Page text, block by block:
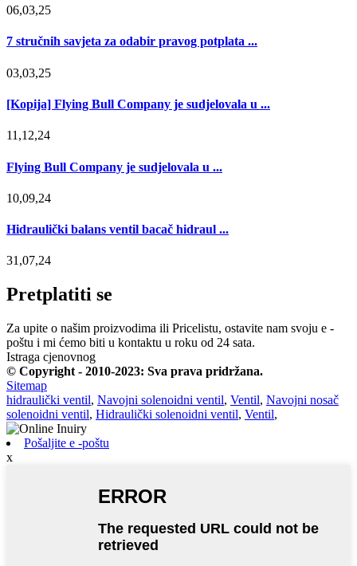
06,03,25
7 stručnih savjeta za odabir pravog potplata ...
03,03,25
[Kopija] Flying Bull Company je sudjelovala u ...
11,12,24
Flying Bull Company je sudjelovala u ...
10,09,24
Hidraulički balans ventil bacač hidraul ...
31,07,24
Pretplatiti se
Za upite o našim proizvodima ili Pricelistu, ostavite nam svoju e -
poštu i mi ćemo biti u kontaktu u roku od 24 sata.
Istraga cjenovnog
© Copyright - 2010-2023: Sva prava pridržana.
Sitemap
hidraulički ventil, Navojni solenoidni ventil, Ventil, Navojni nosač
solenoidni ventil, Hidraulički solenoidni ventil, Ventil,
Pošaljite e -poštu
x